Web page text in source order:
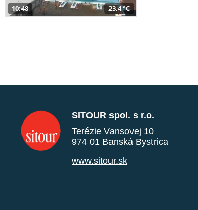
10:48 23,4 °C
SITOUR spol. s r.o.
Terézie Vansovej 10
974 01 Banská Bystrica
www.sitour.sk